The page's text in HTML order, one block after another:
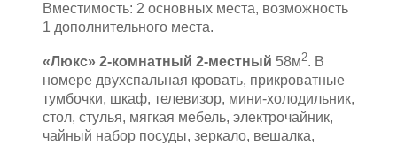
Вместимость: 2 основных места, возможность
1 дополнительного места.
«Люкс» 2-комнатный 2-местный 58м2. В
номере двухспальная кровать, прикроватные
тумбочки, шкаф, телевизор, мини-холодильник,
стол, стулья, мягкая мебель, электрочайник,
чайный набор посуды, зеркало, вешалка,